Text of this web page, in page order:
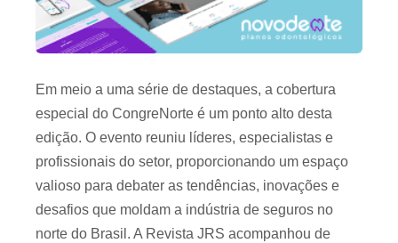
Em meio a uma série de destaques, a cobertura
especial do CongreNorte é um ponto alto desta
edição. O evento reuniu líderes, especialistas e
profissionais do setor, proporcionando um espaço
valioso para debater as tendências, inovações e
desafios que moldam a indústria de seguros no
norte do Brasil. A Revista JRS acompanhou de